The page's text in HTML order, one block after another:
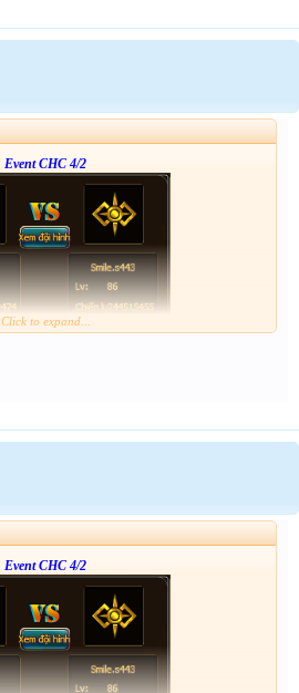
Event CHC 4/2
Click to expand...
Event CHC 4/2